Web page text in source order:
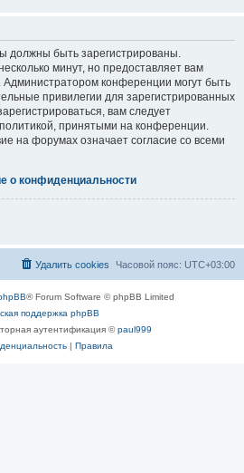
должны быть зарегистрированы.
минут, но предоставляет вам
конференции могут быть
привилегии для зарегистрированных
вам следует
принятыми на конференции.
на форумах означает согласие со всеми
о конфиденциальности
Часовой пояс: UTC+03:00
Удалить cookies
® Forum Software © phpBB Limited
поддержка phpBB
аутентификация ©paul999
| Правила